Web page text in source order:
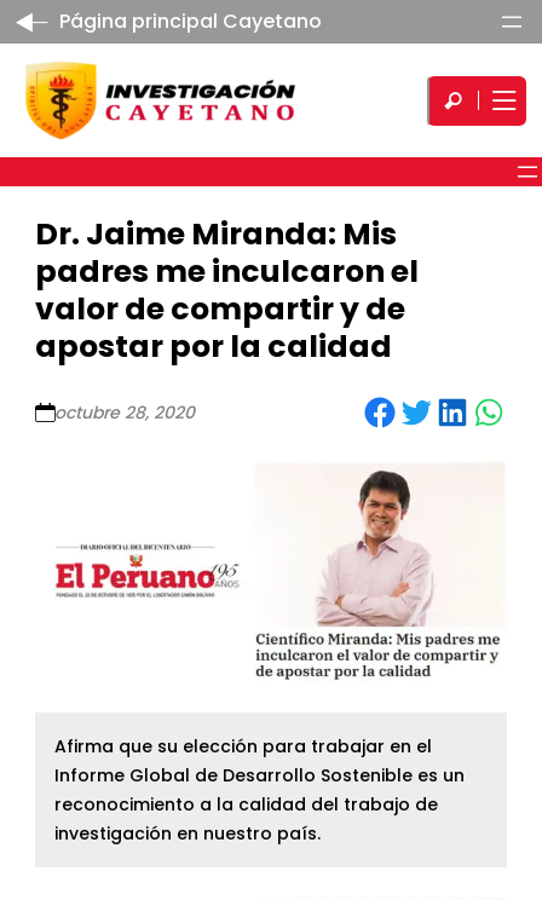
Página principal Cayetano
Dr. Jaime Miranda: Mis
padres me inculcaron el
valor de compartir y de
apostar por la calidad
octubre 28, 2020 Share on Facebook Share on Twitter Share on LinkedIn Share on WhatsApp
Afirma que su elección para trabajar en el
Informe Global de Desarrollo Sostenible es un
reconocimiento a la calidad del trabajo de
investigación en nuestro país.